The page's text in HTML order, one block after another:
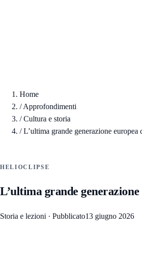
Home
/Approfondimenti
/Cultura e storia
/L’ultima grande generazione
HELIOCLIPSE
L’ultima grande
Storia e lezioni · Pubblicato13 giugno 2026